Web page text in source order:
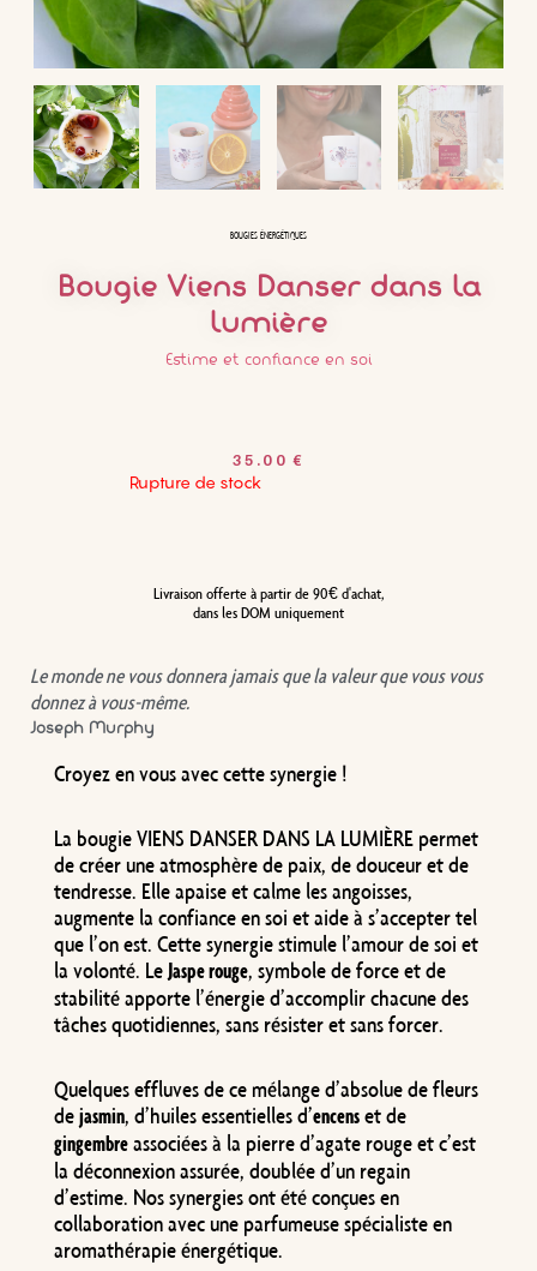
BOUGIES ÉNERGÉTIQUES
Bougie Viens Danser dans la
Lumière
Estime et confiance en soi
35.00 €
Rupture de stock
Livraison offerte à partir de 90€ d'achat,
dans les DOM uniquement
Le monde ne vous donnera jamais que la valeur que vous vous
donnez à vous-même.
Joseph Murphy
Croyez en vous avec cette synergie !
La bougie VIENS DANSER DANS LA LUMIÈRE permet
de créer une atmosphère de paix, de douceur et de
tendresse. Elle apaise et calme les angoisses,
augmente la confiance en soi et aide à s’accepter tel
que l’on est. Cette synergie stimule l’amour de soi et
la volonté. LeJaspe rouge, symbole de force et de
stabilité apporte l’énergie d’accomplir chacune des
tâches quotidiennes, sans résister et sans forcer.
Quelques effluves de ce mélange d’absolue de fleurs
dejasmin, d’huiles essentielles d’encenset de
gingembreassociées à la pierre d’agate rouge et c’est
la déconnexion assurée, doublée d’un regain
d’estime. Nos synergies ont été conçues en
collaboration avec une parfumeuse spécialiste en
aromathérapie énergétique.